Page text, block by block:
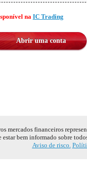
na IC Trading
Abrir uma conta
mercados financeiros
estar bem informado sobre
Aviso de risco.